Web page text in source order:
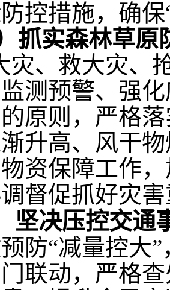
控措施，确
）抓实森林草
灾、救大灾、
测预警、强
原则，严格
升高、风干
资保障工作
督促抓好灾
坚决压控交通
防“减量控大
联动，严格